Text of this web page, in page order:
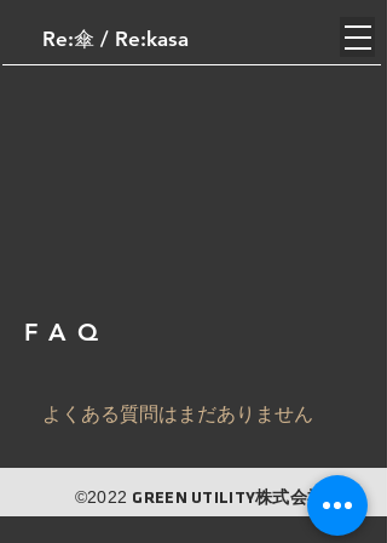
Re:傘​ / Re:kasa
FAQ
よくある質問はまだありません
©2022 GREEN UTILITY株式会社